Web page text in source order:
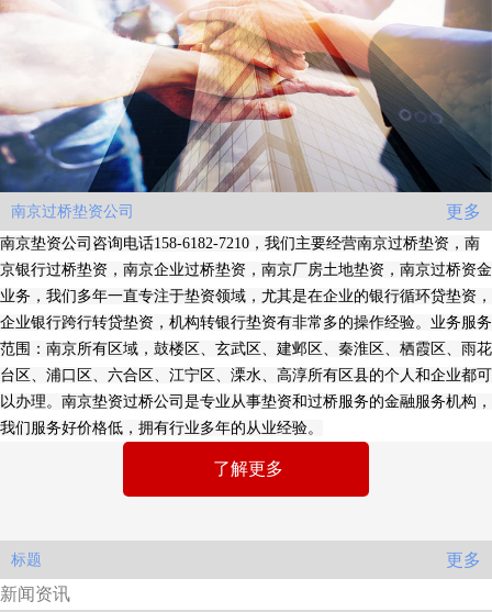
南京过桥垫资公司 更多
南京垫资公司咨询电话158-6182-7210，我们主要经营南京过桥垫资，南
京银行过桥垫资，南京企业过桥垫资，南京厂房土地垫资，南京过桥资金
业务，我们多年一直专注于垫资领域，尤其是在企业的银行循环贷垫资，
企业银行跨行转贷垫资，机构转银行垫资有非常多的操作经验。业务服务
范围：南京所有区域，鼓楼区、玄武区、建邺区、秦淮区、栖霞区、雨花
台区、浦口区、六合区、江宁区、溧水、高淳所有区县的个人和企业都可
以办理。南京垫资过桥公司是专业从事垫资和过桥服务的金融服务机构，
我们服务好价格低，拥有行业多年的从业经验。
了解更多
标题
更多
新闻资讯